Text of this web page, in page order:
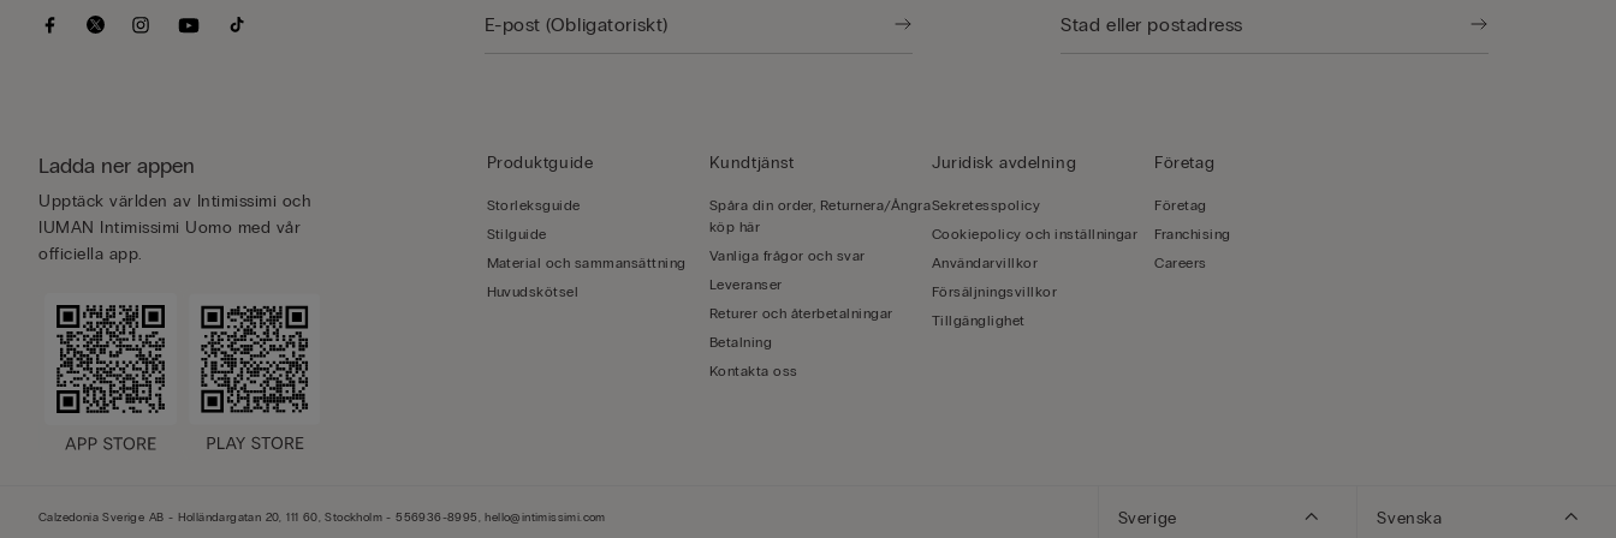
Ladda ner appen
Upptäck världen av Intimissimi och
IUMAN Intimissimi Uomo med vår
officiella app.
Produktguide
Storleksguide
Stilguide
Material och sammansättning
Huvudskötsel
Kundtjänst
Spåra din order, Returnera/Ångra
köp här
Vanliga frågor och svar
Leveranser
Returer och återbetalningar
Betalning
Kontakta oss
Juridisk avdelning
Sekretesspolicy
Cookiepolicy och inställningar
Användarvillkor
Försäljningsvillkor
Tillgänglighet
Företag
Företag
Franchising
Careers
Calzedonia Sverige AB - Holländargatan 20, 111 60, Stockholm - 556936-8995, hello@intimissimi.com Sverige Svenska